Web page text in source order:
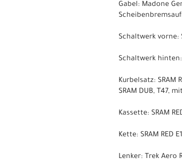
Gabel: Madone
Schaltwerk vorne:
Schaltwerk hinten:
Kurbelsatz: SRAM
SRAM DUB, T47,
Kassette: SRAM
Kette: SRAM RED E1
Lenker: Trek Aero